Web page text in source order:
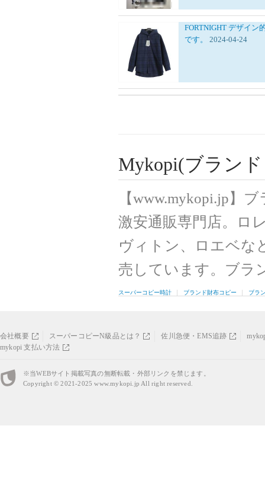
FORTNIGHT デザイン
です。 2024-04-24
Mykopi(ブラン
【www.mykopi.jp】
激安通販専門店。ロ
ヴィトン、ロエベな
売しています。ブラ
スーパーコピー時計 ブランド財布コピー ブラ
会社概要 スーパーコピーN級品とは？ 佐川急便・EMS追跡
mykopi 支払い方法
※当WEBサイト掲載写真の無断転載・外部リンクを禁じます。
Copyright © 2021-2025www.mykopi.jp All right reserved.